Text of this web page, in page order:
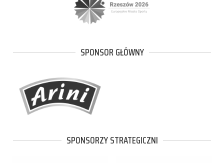
SPONSOR GŁÓWNY
SPONSORZY STRATEGICZNI